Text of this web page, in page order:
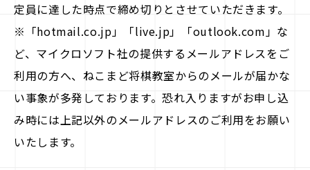
定員に達した時点で締め切りとさせていただきます。
※「hotmail.co.jp」「live.jp」「outlook.com」な
ど、マイクロソフト社の提供するメールアドレスをご
利用の方へ、ねこまど将棋教室からのメールが届かな
い事象が多発しております。恐れ入りますがお申し込
み時には上記以外のメールアドレスのご利用をお願い
いたします。